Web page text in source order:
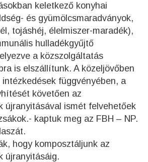
keletkező konyhai
és gyümölcsmaradványok,
tojáshéj, élelmiszer-maradék),
hulladékgyűjtő
a közszolgáltatás
is elszállítunk. A közeljövőben
függvényében, a
követően az
újranyitásával ismét felvehetőek
kaptuk meg az FBH – NP.
hogy komposztáljunk az
újranyitásáig.